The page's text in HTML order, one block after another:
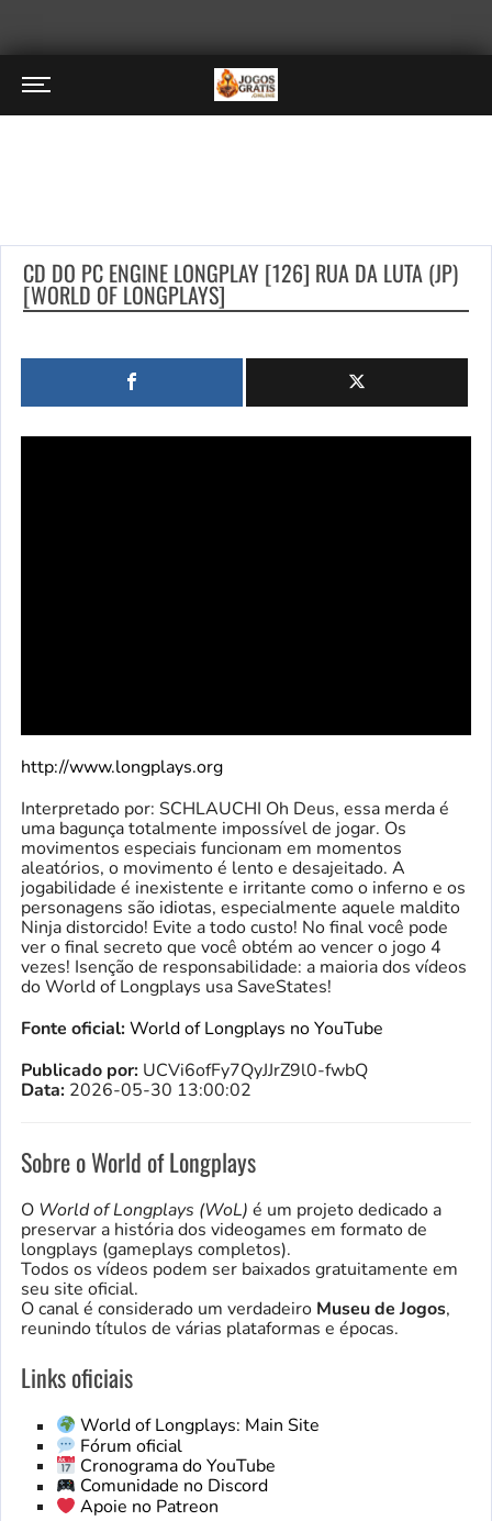
CD DO PC ENGINE LONGPLAY [126] RUA DA LUTA (JP)
[WORLD OF LONGPLAYS]
http://www.longplays.org
Interpretado por: SCHLAUCHI Oh Deus, essa merda é
uma bagunça totalmente impossível de jogar. Os
movimentos especiais funcionam em momentos
aleatórios, o movimento é lento e desajeitado. A
jogabilidade é inexistente e irritante como o inferno e os
personagens são idiotas, especialmente aquele maldito
Ninja distorcido! Evite a todo custo! No final você pode
ver o final secreto que você obtém ao vencer o jogo 4
vezes! Isenção de responsabilidade: a maioria dos vídeos
do World of Longplays usa SaveStates!
Fonte oficial:World of Longplays no YouTube
Publicado por: UCVi6ofFy7QyJJrZ9l0-fwbQ
Data: 2026-05-30 13:00:02
Sobre o World of Longplays
O World of Longplays (WoL) é um projeto dedicado a
preservar a história dos videogames em formato de
longplays (gameplays completos).
Todos os vídeos podem ser baixados gratuitamente em
seu site oficial.
O canal é considerado um verdadeiro Museu de Jogos,
reunindo títulos de várias plataformas e épocas.
Links oficiais
World of Longplays: Main Site
Fórum oficial
Cronograma do YouTube
Comunidade no Discord
Apoie no Patreon